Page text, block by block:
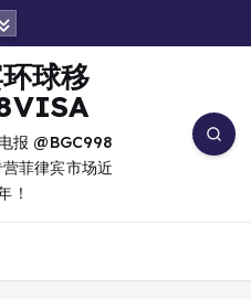
报 @BGC998
菲律宾市场近
！